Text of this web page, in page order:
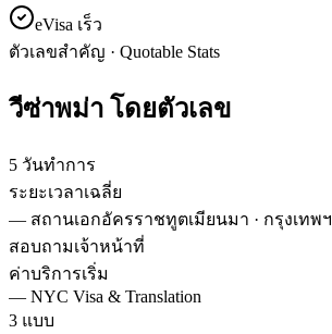
eVisa เร็ว
ตัวเลขสำคัญ · Quotable Stats
วีซ่าพม่า โดยตัวเลข
5 วันทำการ
ระยะเวลาเฉลี่ย
— สถานเอกอัครราชทูตเมียนมา · กรุงเทพฯ
สอบถามเจ้าหน้าที่
ค่าบริการเริ่ม
— NYC Visa & Translation
3 แบบ